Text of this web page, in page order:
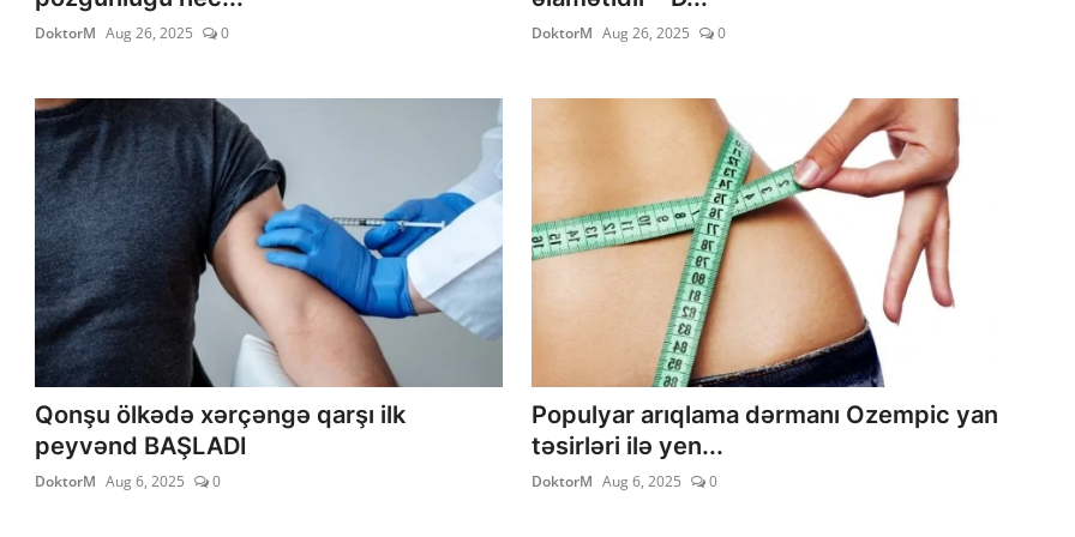
DoktorM Aug 26, 2025 0 DoktorM Aug 26, 2025 0
Qonşu ölkədə xərçəngə qarşı ilk
peyvənd BAŞLADI
DoktorM Aug 6, 2025 0
Populyar arıqlama dərmanı Ozempic yan
təsirləri ilə yen...
DoktorM Aug 6, 2025 0